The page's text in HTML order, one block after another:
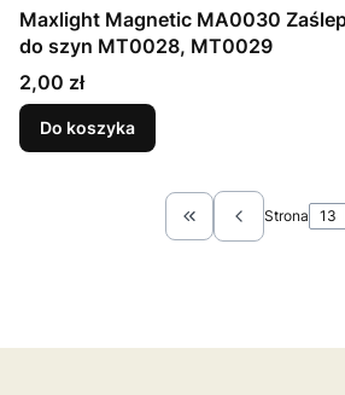
Maxlight Magnetic MA0030
do szyn MT0028, MT0029
Cena
2,00 zł
Do koszyka
Wróć do pierwszej
Strona